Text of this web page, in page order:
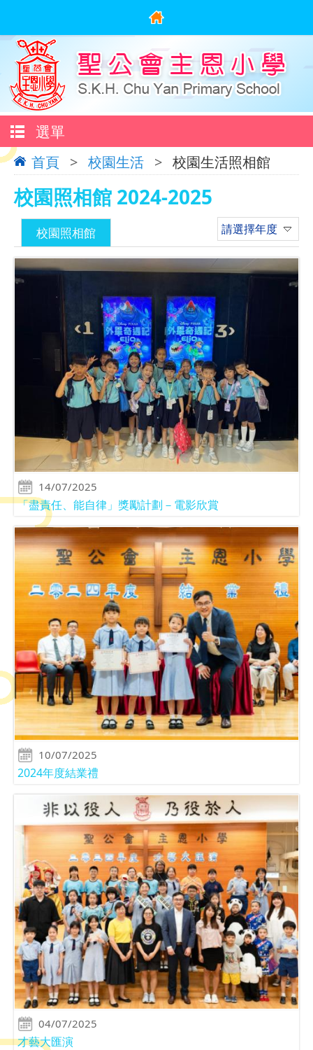
選單
首頁 > 校園生活 > 校園生活照相館
校園照相館 2024-2025
請選擇年度
校園照相館
14/07/2025
「盡責任、能自律」獎勵計劃－電影欣賞
10/07/2025
2024年度結業禮
04/07/2025
才藝大匯演